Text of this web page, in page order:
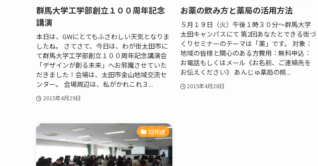
群馬大学工学部創立１００周年記念
講演
本日は、GWにとてもふさわしい天気となりま
したね。 さてさて、今日は、わが街太田市に
て群馬大学工学部創立１００周年記念講演会
「デザインが創る未来」へお邪魔させていた
だきました！会場は、太田市金山地域交流セ
ンター。 会場周辺は、私がかれこれ３...
2015年4月29日
お薬の飲み方と薬局の活用方法
５月１９日（火）午後１時３０分～群馬大学
太田キャンパスにて 第2回あなたとできる街づ
くりセミナーのテーマは「薬」です。 対象：
地域の皆様と関心のある方費用：無料申込：
お電話もしくはメール《お名前、ご連絡先を
お伝えください》 あんじゅ薬局の照...
2015年4月28日
認知症